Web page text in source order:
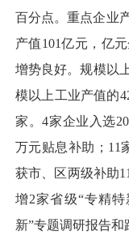
百分点。重点企业
产值101亿元，亿
增势良好。规模以
模以上工业产值的
家。4家企业入选
万元贴息补助；11
获市、区两级补助
增2家省级“专精
新”专题调研报告和